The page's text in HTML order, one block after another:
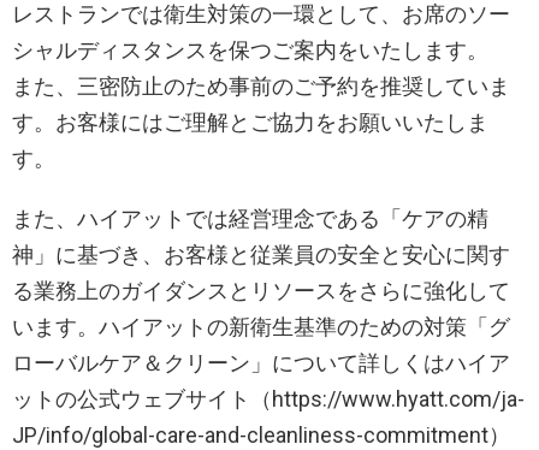
レストランでは衛生対策の一環として、お席のソー
シャルディスタンスを保つご案内をいたします。
また、三密防止のため事前のご予約を推奨していま
す。お客様にはご理解とご協力をお願いいたしま
す。
また、ハイアットでは経営理念である「ケアの精
神」に基づき、お客様と従業員の安全と安心に関す
る業務上のガイダンスとリソースをさらに強化して
います。ハイアットの新衛生基準のための対策「グ
ローバルケア＆クリーン」について詳しくはハイア
ットの公式ウェブサイト（https://www.hyatt.com/ja-
JP/info/global-care-and-cleanliness-commitment）